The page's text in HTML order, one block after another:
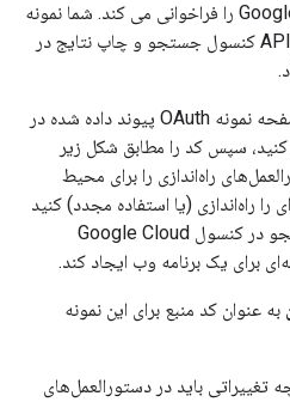
مدیریت می کند و Google Cloud API را فراخوانی می کند. شما نمونه
پیوند داده شده را برای فراخوانی API کنسول جستجو و چاپ نتایج در
دستورالعمل‌های راه‌اندازی را در صفحه نمونه OAuth پیوند داده شده در
کنید، سپس کد را مطابق شکل زیر
راه‌اندازی را برای محیط
راه‌اندازی (یا استفاده مجدد) کنید
که می‌تواند به API کنسول جستجو در کنسول Google Cloud
برای یک برنامه وب ایجاد کند.
به عنوان کد منبع برای این نمونه
چه تغییراتی باید در دستورالعمل‌های